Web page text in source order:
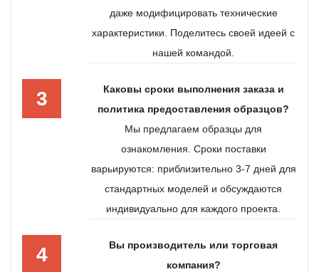
даже модифицировать технические
характеристики. Поделитесь своей идеей с
нашей командой.
3
Каковы сроки выполнения заказа и
политика предоставления образцов?
Мы предлагаем образцы для
ознакомления. Сроки поставки
варьируются: приблизительно 3-7 дней для
стандартных моделей и обсуждаются
индивидуально для каждого проекта.
4
Вы производитель или торговая
компания?